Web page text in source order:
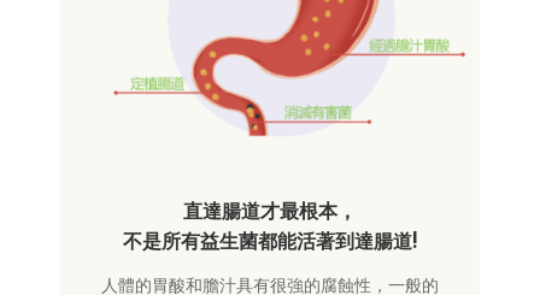
直達腸道才最根本，
不是所有益生菌都能活著到達腸道!
人體的胃酸和膽汁具有很強的腐蝕性，一般的